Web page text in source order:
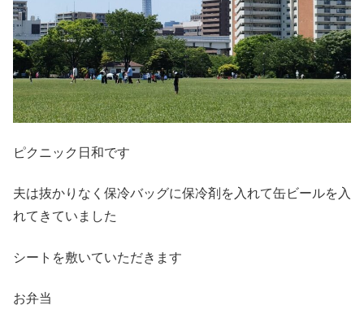
ピクニック日和です
夫は抜かりなく保冷バッグに保冷剤を入れて缶ビールを入
れてきていました
シートを敷いていただきます
お弁当